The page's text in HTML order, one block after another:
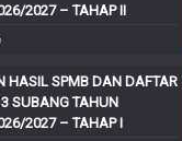
2027 – TAHAP II
HASIL SPMB DAN DAFTAR
SUBANG TAHUN
2027 – TAHAP I